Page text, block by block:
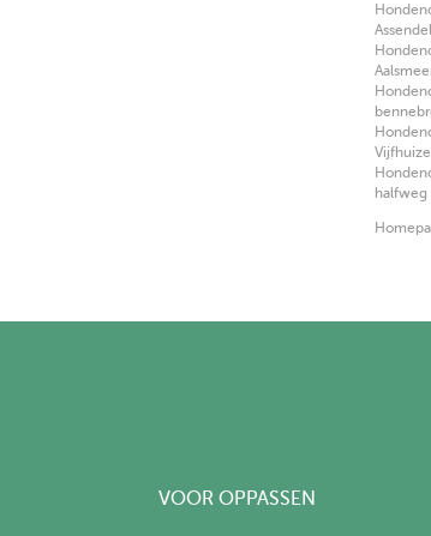
halfweg
VOOR OPPASSEN